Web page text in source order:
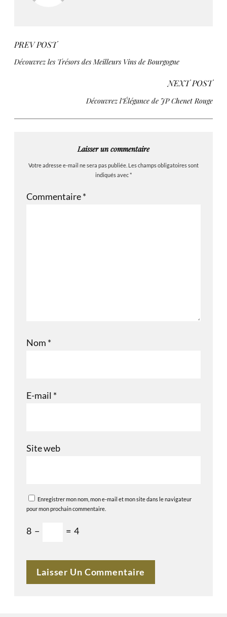
PREV POST
Découvrez les Trésors des Meilleurs Vins de Bourgogne
NEXT POST
Découvrez l’Élégance de JP Chenet Rouge
Laisser un commentaire
Votre adresse e-mail ne sera pas publiée. Les champs obligatoires sont
indiqués avec*
Commentaire*
Nom *
E-mail *
Site web
Enregistrer mon nom, mon e-mail et mon site dans le navigateur
pour mon prochain commentaire.
8 − = 4